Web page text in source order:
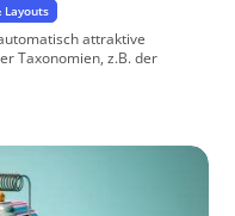
Layouts
attraktive
Taxonomien, z.B. der